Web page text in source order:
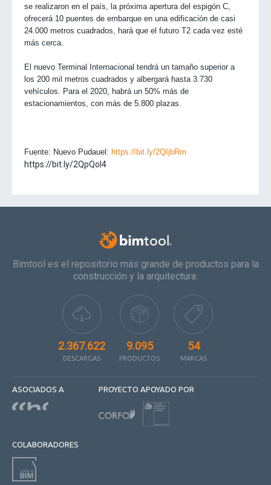
se realizaron en el país, la próxima apertura del espigón C,
ofrecerá 10 puentes de embarque en una edificación de casi
24.000 metros cuadrados, hará que el futuro T2 cada vez esté
más cerca.
El nuevo Terminal Internacional tendrá un tamaño superior a
los 200 mil metros cuadrados y albergará hasta 3.730
vehículos. Para el 2020, habrá un 50% más de
estacionamientos, con más de 5.800 plazas.
Fuente: Nuevo Pudauel: https://bit.ly/2QIjbRm
https://bit.ly/2QpQol4
Bimtool es el repositorio más grande de productos para la
construcción y la arquitectura.
2.367.622
DESCARGAS
9.095
PRODUCTOS
54
MARCAS
ASOCIADOS A PROYECTO APOYADO POR
COLABORADORES